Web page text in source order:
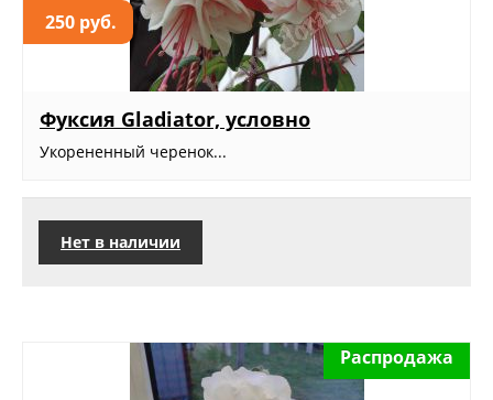
250 руб.
Фуксия Gladiator, условно
Укорененный черенок...
Нет в наличии
Распродажа